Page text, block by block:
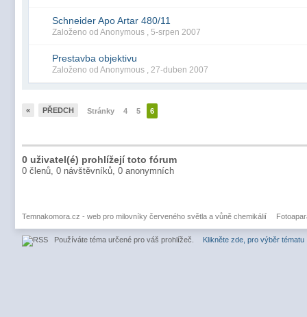
Schneider Apo Artar 480/11
Založeno od Anonymous , 5-srpen 2007
Prestavba objektivu
Založeno od Anonymous , 27-duben 2007
« PŘEDCH Stránky 4 5 6
0 uživatel(é) prohlížejí toto fórum
0 členů, 0 návštěvníků, 0 anonymních
Temnakomora.cz - web pro milovníky červeného světla a vůně chemikálií
Používáte téma určené pro váš prohlížeč. Klikněte zde, pro výběr tématu